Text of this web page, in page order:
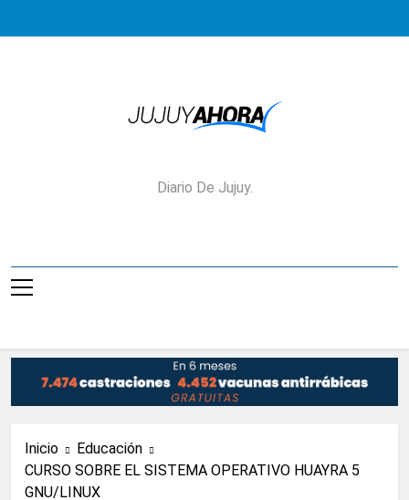
Jujuy Ahora!
Diario De Jujuy.
Inicio
Educación
CURSO SOBRE EL SISTEMA OPERATIVO HUAYRA 5
GNU/LINUX